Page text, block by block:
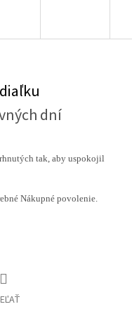
dní
tak, aby uspokojil
Nákupné povolenie.